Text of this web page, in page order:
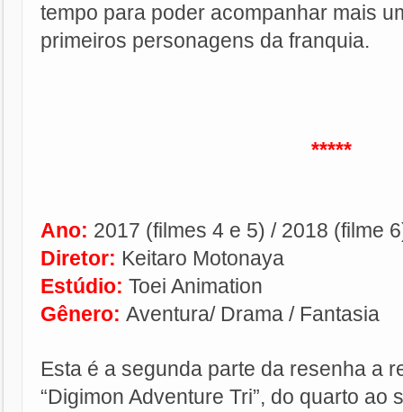
tempo para poder acompanhar mais
primeiros personagens da franquia.
*****
Ano: 2017 (filmes 4 e 5) / 2018 (filme
Diretor: Keitaro Motonaya
Estúdio: Toei Animation
Gênero: Aventura/ Drama / Fantasia
Esta é a segunda parte da resenha a
“Digimon Adventure Tri”, do quarto ao